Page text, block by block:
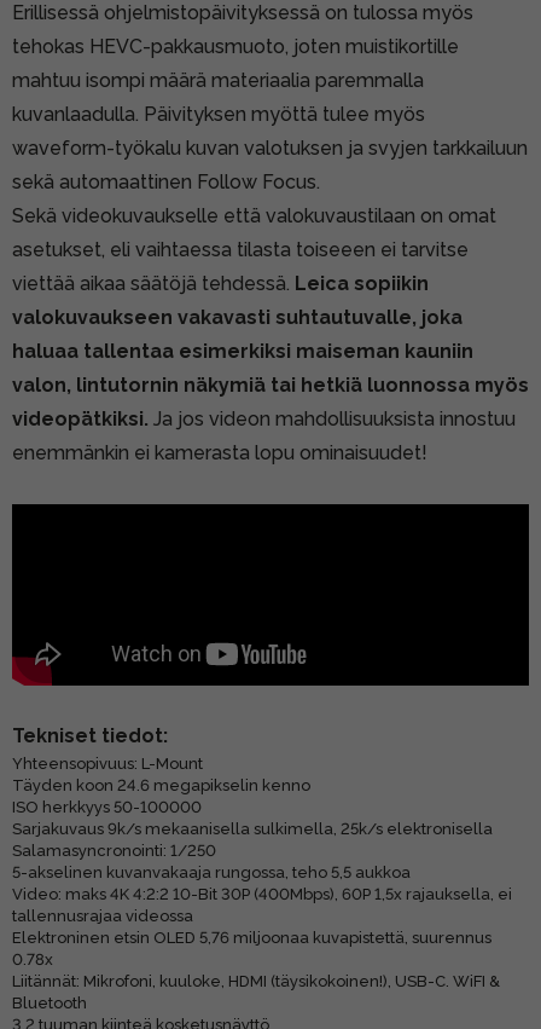
Erillisessä ohjelmistopäivityksessä on tulossa myös
tehokas HEVC-pakkausmuoto, joten muistikortille
mahtuu isompi määrä materiaalia paremmalla
kuvanlaadulla. Päivityksen myöttä tulee myös
waveform-työkalu kuvan valotuksen ja svyjen tarkkailuun
sekä automaattinen Follow Focus.
Sekä videokuvaukselle että valokuvaustilaan on omat
asetukset, eli vaihtaessa tilasta toiseeen ei tarvitse
viettää aikaa säätöjä tehdessä. Leica sopiikin
valokuvaukseen vakavasti suhtautuvalle, joka
haluaa tallentaa esimerkiksi maiseman kauniin
valon, lintutornin näkymiä tai hetkiä luonnossa myös
videopätkiksi. Ja jos videon mahdollisuuksista innostuu
enemmänkin ei kamerasta lopu ominaisuudet!
Tekniset tiedot:
Yhteensopivuus: L-Mount
Täyden koon 24.6 megapikselin kenno
ISO herkkyys 50-100000
Sarjakuvaus 9k/s mekaanisella sulkimella, 25k/s elektronisella
Salamasyncronointi: 1/250
5-akselinen kuvanvakaaja rungossa, teho 5,5 aukkoa
Video: maks 4K 4:2:2 10-Bit 30P (400Mbps), 60P 1,5x rajauksella, ei
tallennusrajaa videossa
Elektroninen etsin OLED 5,76 miljoonaa kuvapistettä, suurennus
0.78x
Liitännät: Mikrofoni, kuuloke, HDMI (täysikokoinen!), USB-C. WiFI &
Bluetooth
3.2 tuuman kiinteä kosketusnäyttö